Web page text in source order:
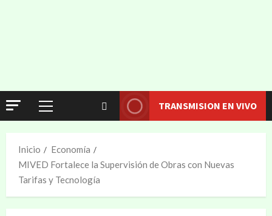
TRANSMISION EN VIVO
Inicio
Economía
MIVED Fortalece la Supervisión de Obras con Nuevas
Tarifas y Tecnología